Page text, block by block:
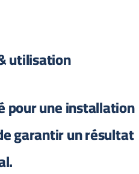
utilisation
pour une installation
garantir un résultat